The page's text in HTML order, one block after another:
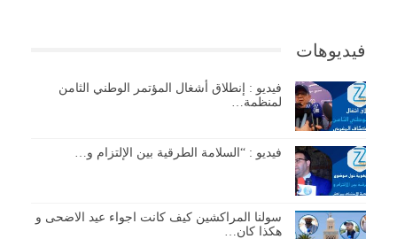
فيديوهات
فيديو : إنطلاق أشغال المؤتمر الوطني الثامن
لمنظمة…
فيديو : “السلامة الطرقية بين الإلتزام و…
سولنا المراكشين كيف كانت اجواء عيد الاضحى و
هكذا كان…